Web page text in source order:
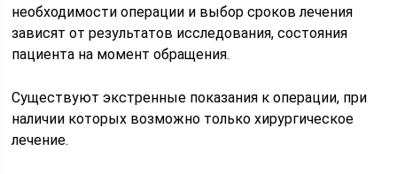
необходимости операции и выбор сроков лечения
зависят от результатов исследования, состояния
пациента на момент обращения.
Существуют экстренные показания к операции, при
наличии которых возможно только хирургическое
лечение.